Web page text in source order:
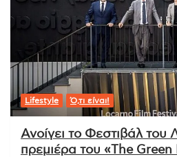
Lifestyle Ό,τι είναι!
Ανοίγει το Φεστιβάλ του
πρεμιέρα του «The Green